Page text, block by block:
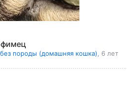
без породы (домашняя кошка) , 6 лет